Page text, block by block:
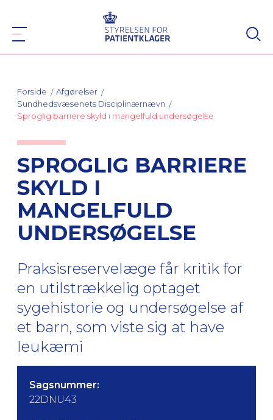
Forside
Afgørelser
Sundhedsvæsenets Disciplinærnævn
Sproglig barriere skyld i mangelfuld undersøgelse
SPROGLIG BARRIERE
SKYLD I
MANGELFULD
UNDERSØGELSE
Praksisreservelæge får kritik for
en utilstrækkelig optaget
sygehistorie og undersøgelse af
et barn, som viste sig at have
leukæmi
Sagsnummer:
22DNU43